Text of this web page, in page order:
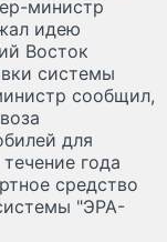
министр
идею
Восток
системы
сообщил,
для
года
средство
"ЭРА-